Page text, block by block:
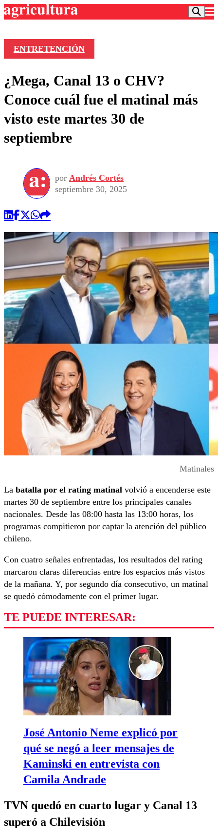
Frecuencias
Agricultura TV
Deportes
Colo Colo
Motor
Torneo Internacional
Torneo Nacional
Entretención
Internacional
Nacional
Vida Social
Programas
Comercial
ENTRETENCIÓN
¿Mega, Canal 13 o CHV?
Conoce cuál fue el matinal más
visto este martes 30 de
septiembre
por Andrés Cortés
septiembre 30, 2025
Matinales
La batalla por el rating matinal volvió a encenderse este
martes 30 de septiembre entre los principales canales
nacionales. Desde las 08:00 hasta las 13:00 horas, los
programas compitieron por captar la atención del público
chileno.
Con cuatro señales enfrentadas, los resultados del rating
marcaron claras diferencias entre los espacios más vistos
de la mañana. Y, por segundo día consecutivo, un matinal
se quedó cómodamente con el primer lugar.
TE PUEDE INTERESAR:
José Antonio Neme explicó por
qué se negó a leer mensajes de
Kaminski en entrevista con
Camila Andrade
TVN quedó en cuarto lugar y Canal 13
superó a Chilevisión